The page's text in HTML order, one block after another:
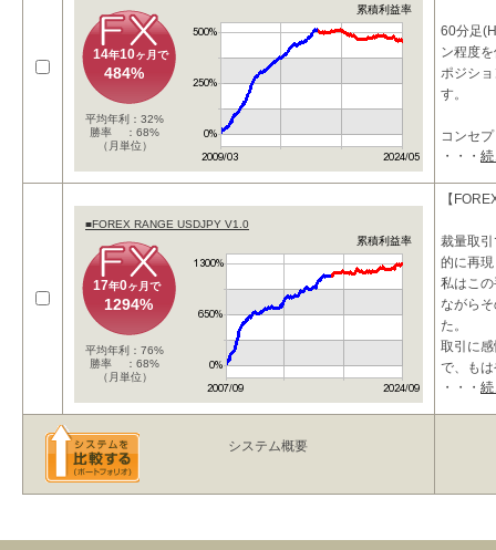
累積利益率
14年10ヶ月で
484%
平均年利：32%
勝率 ：68%
（月単位）
60分足
ン程度
ポジシ
す。
コンセ
スイン
・・・
■FOREX RANGE USDJPY V1.0
累積利益率
17年0ヶ月で
1294%
平均年利：76%
勝率 ：68%
（月単位）
【
裁量取
的に再
私はこ
ながら
た。
取引に
で、も
・・・
システム概要